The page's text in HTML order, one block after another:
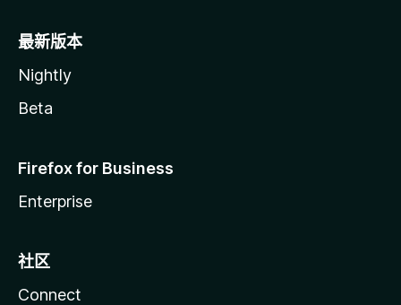
最新版本
Nightly
Beta
Firefox for Business
Enterprise
社区
Connect